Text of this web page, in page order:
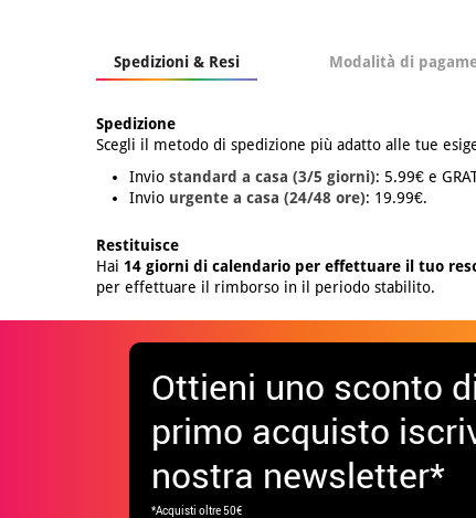
Spedizioni & Resi Modalità di
Spedizione
Scegli il metodo di spedizione più adatto alle tue
Invio standard a casa (3/5 giorni): 5.99€ e
Invio urgente a casa (24/48 ore): 19.99€.
Restituisce
Hai 14 giorni di calendario per effettuare il tuo
per effettuare il rimborso in il periodo stabilito.
Ottieni uno sconto
primo acquisto
nostra newsletter*
*Acquisti oltre 50€